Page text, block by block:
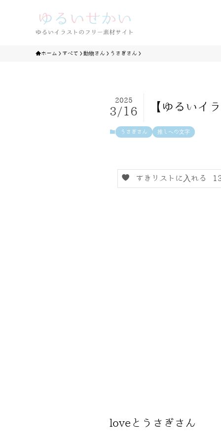
ホーム すべて 動物さん うさぎさん
【ゆるいイ
2025
3/16
うさぎさん 推しへの文字
すきリストに入れる
loveとうさぎさん